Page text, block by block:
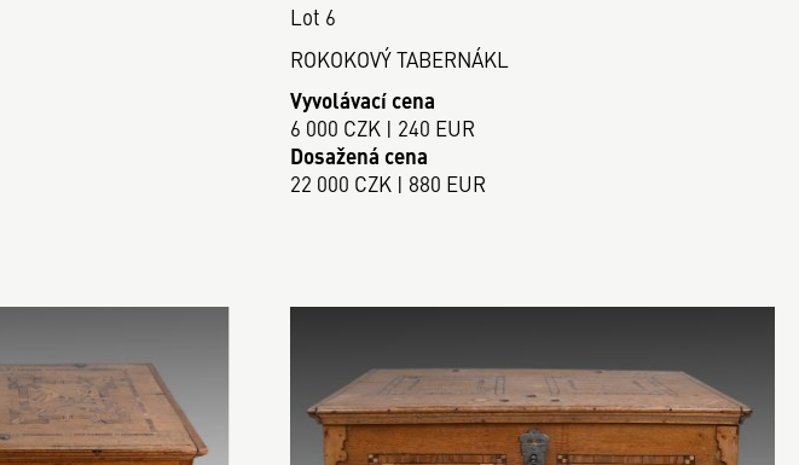
Lot 6
ROKOKOVÝ TABERNÁKL
Vyvolávací cena
6 000 CZK | 240 EUR
Dosažená cena
22 000 CZK | 880 EUR